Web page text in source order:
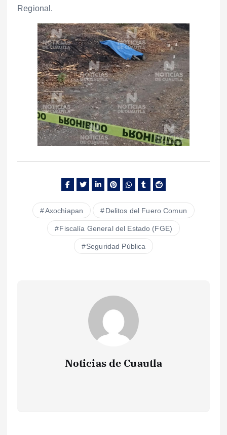
Regional.
Axochiapan Delitos del Fuero Comun
Fiscalía General del Estado (FGE)
Seguridad Pública
Noticias de Cuautla